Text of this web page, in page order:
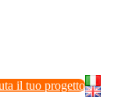
il tuo progetto